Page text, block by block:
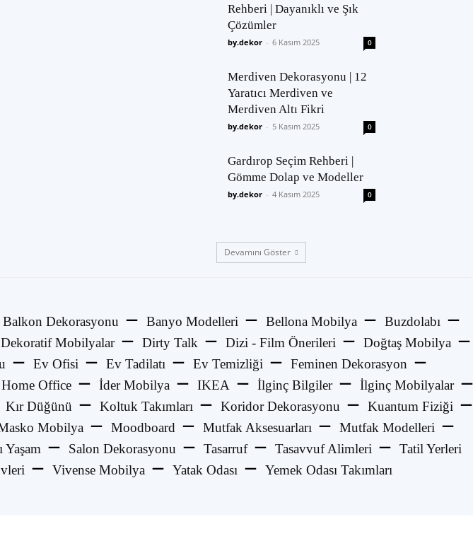
Rehberi | Dayanıklı ve Şık
Çözümler
by.dekor - 6 Kasım 2025 0
Merdiven Dekorasyonu | 12
Yaratıcı Merdiven ve
Merdiven Altı Fikri
by.dekor - 5 Kasım 2025 0
Gardırop Seçim Rehberi |
Gömme Dolap ve Modeller
by.dekor - 4 Kasım 2025 0
Devamını Göster
Balkon Dekorasyonu Banyo Modelleri Bellona Mobilya
Buzdolabı
Dekoratif Mobilyalar Dirty Talk Dizi - Film Önerileri
Doğtaş Mobilya
Ev Ofisi Ev Tadilatı Ev Temizliği
Feminen Dekorasyon
Home Office İder Mobilya IKEA İlginç Bilgiler
İlginç Mobilyalar
Kır Düğünü Koltuk Takımları Koridor Dekorasyonu
Kuantum Fiziği
Mobilya Moodboard Mutfak Aksesuarları
Mutfak Modelleri
Yaşam Salon Dekorasyonu Tasarruf Tasavvuf Alimleri
Tatil Yerleri
Vivense Mobilya Yatak Odası Yemek Odası Takımları